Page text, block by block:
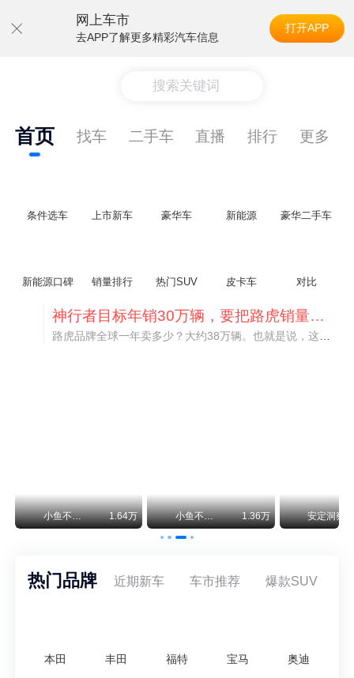
网上车市
去APP了解更多精彩汽车信息
打开APP
搜索关键词
首页 找车 二手车 直播 排行 更多
条件选车 上市新车 豪华车 新能源 豪华二手车
新能源口碑 销量排行 热门SUV 皮卡车 对比
神行者目标年销30万辆，要把路虎销量翻倍
小鱼不刹车 1.64万 小鱼不刹车 1.36万 安定洞察
热门品牌 近期新车 车市推荐 爆款SUV
本田 丰田 福特 宝马 奥迪